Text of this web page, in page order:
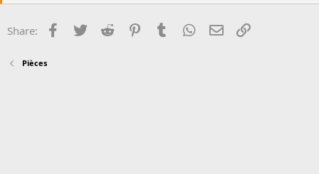
Share: Facebook
Twitter Reddit PinterestTumblr WhatsApp
Email
Pièces